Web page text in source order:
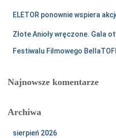
ELETOR ponownie wspiera
Złote Anioły wręczone. Gala
Festiwalu Filmowego
Najnowsze komentarze
Archiwa
sierpień 2026